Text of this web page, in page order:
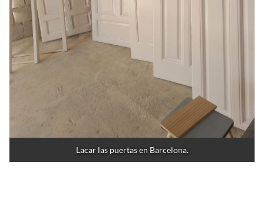
Lacar las puertas en Barcelona.